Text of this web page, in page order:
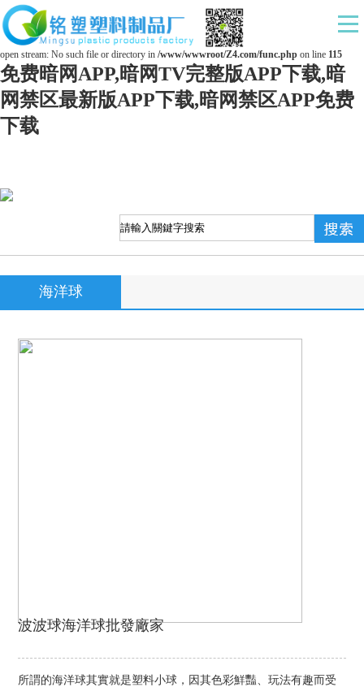
Warning: mkdir(): No space left on device in/www/wwwroot/Z4.com/func.php on line127
Warning: file_put_contents(./cachefile_yuan/ds169.com/cache/bd/3e51f/04222.html): failed to
open stream: No such file or directory in /www/wwwroot/Z4.com/func.php on line 115
免费暗网APP,暗网TV完整版APP下载,暗
网禁区最新版APP下载,暗网禁区APP免费
下载
海洋球
波波球海洋球批發廠家
所謂的海洋球其實就是塑料小球，因其色彩鮮豔、玩法有趣而受